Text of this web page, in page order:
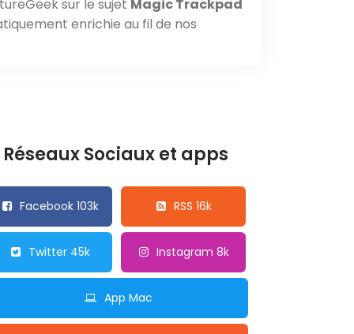
sur le sujet Magic Trackpad
enrichie au fil de nos
Réseaux Sociaux et apps
Facebook 103k RSS 16k
Twitter 45k Instagram 8k
App Mac